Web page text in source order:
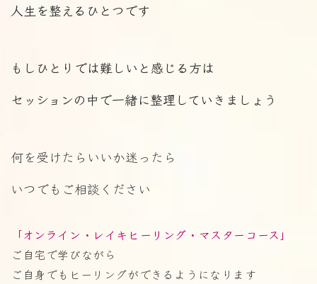
人生を整えるひとつです
もしひとりでは難しいと感じる方は
セッションの中で一緒に整理していきましょう
何を受けたらいいか迷ったら
いつでもご相談ください
「オンライン・レイキヒーリング・マスターコース」
ご自宅で学びながら
ご自身でもヒーリングができるようになります